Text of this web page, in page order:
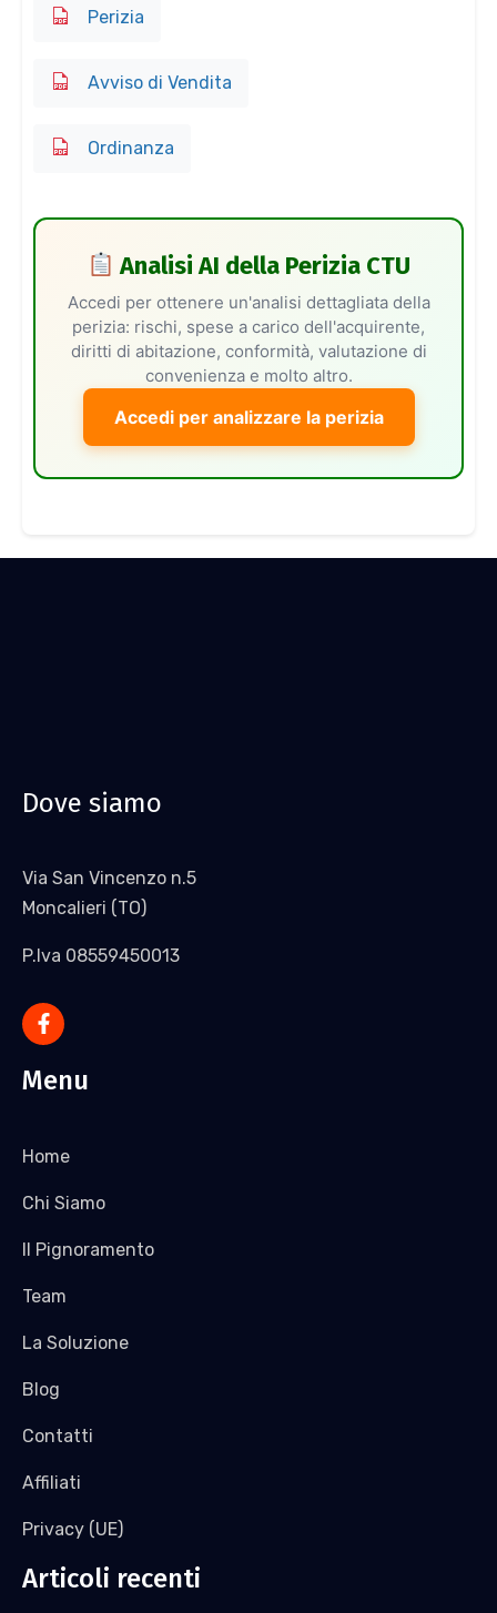
Perizia
Avviso di Vendita
Ordinanza
Analisi AI della Perizia CTU
Accedi per ottenere un'analisi dettagliata della
perizia: rischi, spese a carico dell'acquirente,
diritti di abitazione, conformità, valutazione di
convenienza e molto altro.
Accedi per analizzare la perizia
Dove siamo
Via San Vincenzo n.5
Moncalieri (TO)
P.Iva 08559450013
Menu
Home
Chi Siamo
Il Pignoramento
Team
La Soluzione
Blog
Contatti
Affiliati
Privacy (UE)
Articoli recenti